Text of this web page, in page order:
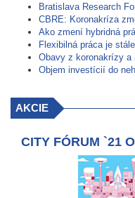
Bratislava Research
CBRE: Koronakríza
Ako zmení hybridná
Flexibilná práca je
Obavy z koronakrízy a
Objem investícií do
AKCIE
CITY FÓRUM `21